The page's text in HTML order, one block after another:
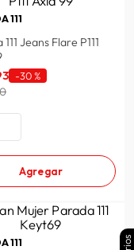
111
Jeans Flare P111
-30 %
Agregar
111